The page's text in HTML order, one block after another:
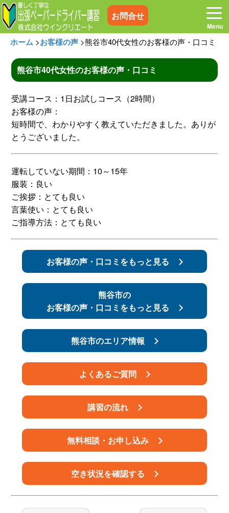
お問合せ
ホーム お電話はこちら
プログラム
お客様の声 コラム&トピックス
よくある質問
出張地域
スタッフ紹介 申し込みフロー
キャンペーン
新着情報 会社概要
ホーム >お客様の声 >熊谷市40代女性のお客様の声・口コミ
熊谷市40代女性のお客様の声・口コミ
受講コース：1日お試しコース（2時間）
お客様の声：
短時間で、わかりやすく教えていただきました。ありが
とうございました。
運転していない期間：10～15年
服装：良い
ご挨拶：とても良い
言葉使い：とても良い
ご指導方法：とても良い
お客様の声・口コミをもっと見る
熊谷市の
お客様の声・口コミをもっと見る
熊谷市のエリア情報
よくあるご質問
講習の流れ
無料相談・お申し込み
空き状況を確認する